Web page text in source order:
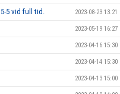
5 vid full tid. 2023-08-23 13:21
2023-05-19 16:27
2023-04-16 15:30
2023-04-14 15:30
2023-04-13 15:00